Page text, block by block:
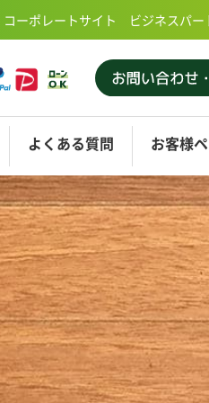
コーポレートサイト ビジネスパ
ィング アフターメンテナ
ショールーム大阪
よくある質問 お客様